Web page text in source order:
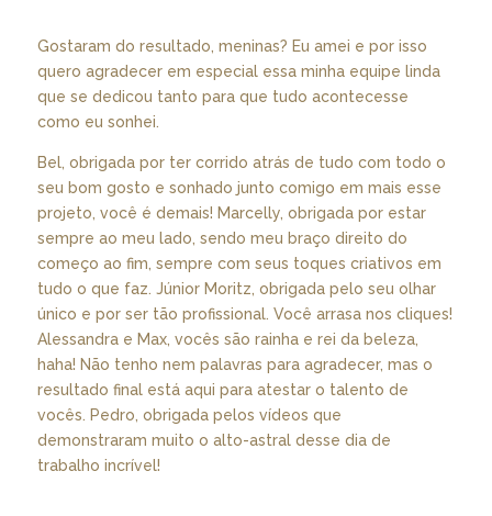
Gostaram do resultado, meninas? Eu amei e por isso
quero agradecer em especial essa minha equipe linda
que se dedicou tanto para que tudo acontecesse
como eu sonhei.
Bel, obrigada por ter corrido atrás de tudo com todo o
seu bom gosto e sonhado junto comigo em mais esse
projeto, você é demais! Marcelly, obrigada por estar
sempre ao meu lado, sendo meu braço direito do
começo ao fim, sempre com seus toques criativos em
tudo o que faz. Júnior Moritz, obrigada pelo seu olhar
único e por ser tão profissional. Você arrasa nos cliques!
Alessandra e Max, vocês são rainha e rei da beleza,
haha! Não tenho nem palavras para agradecer, mas o
resultado final está aqui para atestar o talento de
vocês. Pedro, obrigada pelos vídeos que
demonstraram muito o alto-astral desse dia de
trabalho incrível!